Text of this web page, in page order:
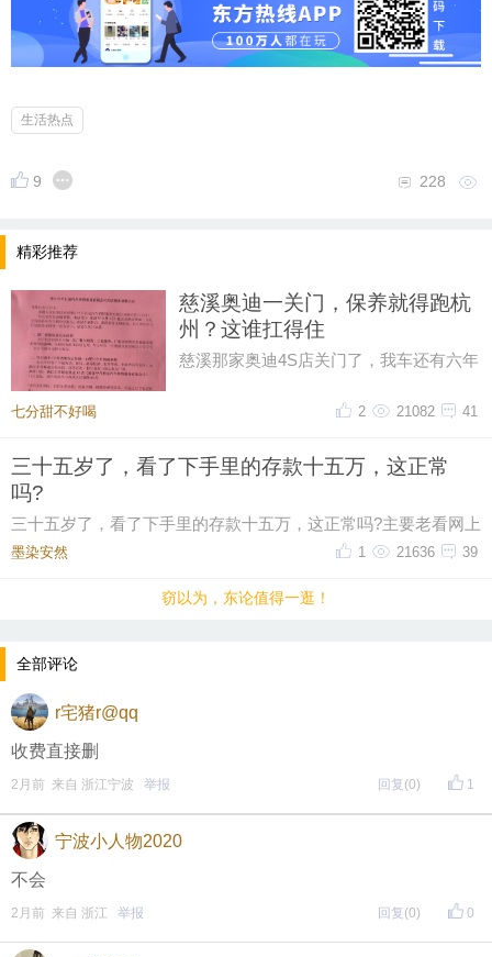
豆包预计 6 月下旬正式收费，你会选择付费使用AI
吗？
据36氪报道，知情人士透露，豆包预计将在6月下旬正
式上线付费内容，并于同期举行的Force大会上更新相
关功能。大家会使用付费的AI 吗？接受的价格范围是
多少？
生活热点
9 228
精彩推荐
慈溪奥迪一关门，保养就得跑杭
州？这谁扛得住
慈溪那家奥迪4S店关门了，我车还有六年
说保养正常做，但得去杭州。我
七分甜不好喝 41
21082
2
三十五岁了，看了下手里的存款十五万，这正常
吗?
三十五岁了，看了下手里的存款十五万，这正常吗?主要老看网上
有人说这个年纪起码五十万起步，我身边有些朋
墨染安然ゝ 39
21636
1
窃以为，东论值得一逛！
全部评论
r宅猪r@qq
收费直接删
1
2月前 来自 浙江宁波 举报 回复 (0)
宁波小人物2020
不会
0
2月前 来自 浙江 举报 回复 (0)